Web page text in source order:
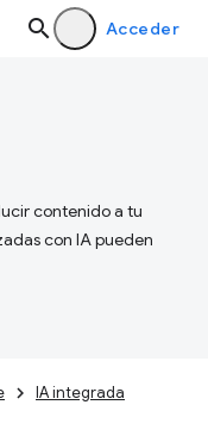
Acceder
contenido a tu
con IA pueden
IA integrada